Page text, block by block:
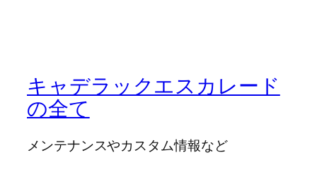
キャデラックエスカレード
の全て
メンテナンスやカスタム情報など